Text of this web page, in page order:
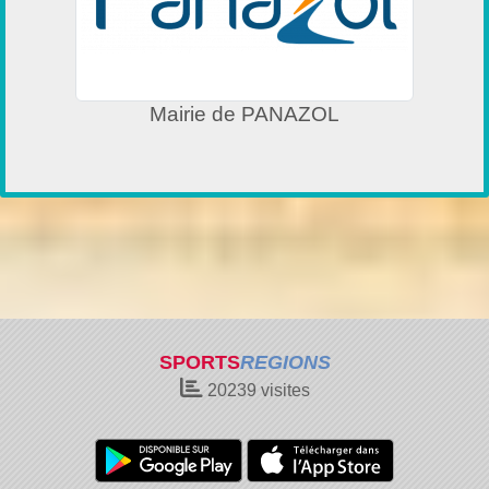
Mairie de PANAZOL
SPORTSREGIONS
20239 visites